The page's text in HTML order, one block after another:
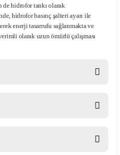
de hidrofor tankı olarak
hidrofor basınç şalteri ayarı ile
enerji tasarrufu sağlanmakta ve
olarak uzun ömürlü çalışması